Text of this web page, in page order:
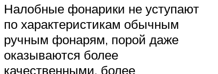
Налобные фонарики не уступают
по характеристикам обычным
ручным фонарям, порой даже
оказываются более
качественными, более